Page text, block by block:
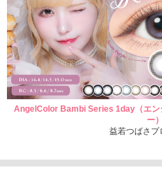
AngelColor Bambi Series 1day（エン
ー）
益若つばさプ